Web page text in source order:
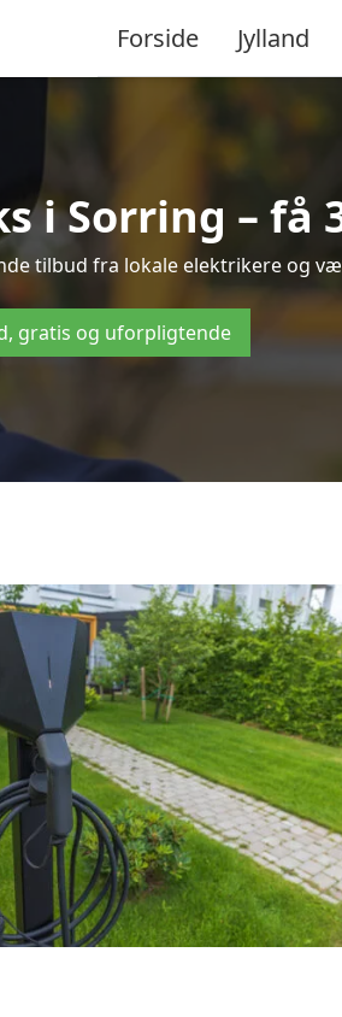
Forside Jylland
i Sorring – få
tilbud fra lokale elektrikere og
gratis og uforpligtende